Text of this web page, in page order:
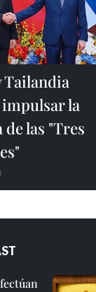
Tailandia
la
las "Tres